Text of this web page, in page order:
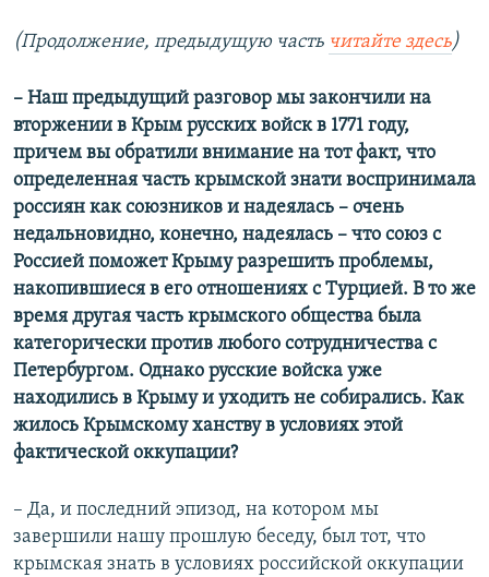
(Продолжение, предыдущую часть читайте здесь)
– Наш предыдущий разговор мы закончили на
вторжении в Крым русских войск в 1771 году,
причем вы обратили внимание на тот факт, что
определенная часть крымской знати воспринимала
россиян как союзников и надеялась – очень
недальновидно, конечно, надеялась – что союз с
Россией поможет Крыму разрешить проблемы,
накопившиеся в его отношениях с Турцией. В то же
время другая часть крымского общества была
категорически против любого сотрудничества с
Петербургом. Однако русские войска уже
находились в Крыму и уходить не собирались. Как
жилось Крымскому ханству в условиях этой
фактической оккупации?
– Да, и последний эпизод, на котором мы
завершили нашу прошлую беседу, был тот, что
крымская знать в условиях российской оккупации